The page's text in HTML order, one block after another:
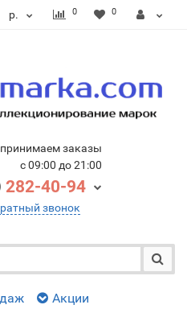
р. 0 0
принимаем заказы
с 09:00 до 21:00
282-40-94
звонок
Акции